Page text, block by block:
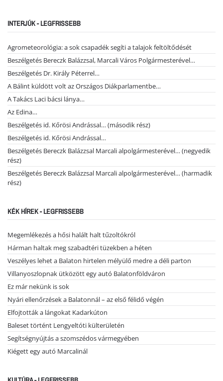
INTERJÚK - LEGFRISSEBB
Agrometeorológia: a sok csapadék segíti a talajok feltöltődését
Beszélgetés Bereczk Balázzsal, Marcali Város Polgármesterével…
Beszélgetés Dr. Király Péterrel…
A Bálint küldött volt az Országos Diákparlamentbe…
A Takács Laci bácsi lánya…
Az Edina…
Beszélgetés id. Kőrösi Andrással… (második rész)
Beszélgetés id. Kőrösi Andrással…
Beszélgetés Bereczk Balázzsal Marcali alpolgármesterével… (negyedik
rész)
Beszélgetés Bereczk Balázzsal Marcali alpolgármesterével… (harmadik
rész)
KÉK HÍREK - LEGFRISSEBB
Megemlékezés a hősi halált halt tűzoltókról
Hárman haltak meg szabadtéri tüzekben a héten
Veszélyes lehet a Balaton hirtelen mélyülő medre a déli parton
Villanyoszlopnak ütközött egy autó Balatonföldváron
Ez már nekünk is sok
Nyári ellenőrzések a Balatonnál – az első félidő végén
Elfojtották a lángokat Kadarkúton
Baleset történt Lengyeltóti külterületén
Segítségnyújtás a szomszédos vármegyében
Kiégett egy autó Marcalinál